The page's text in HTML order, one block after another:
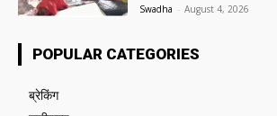
Swadha - August 4, 2026
POPULAR CATEGORIES
ब्रेकिंग